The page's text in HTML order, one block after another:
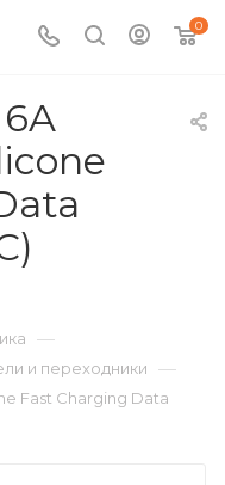
0
—
и переходники —
Fast Charging Data